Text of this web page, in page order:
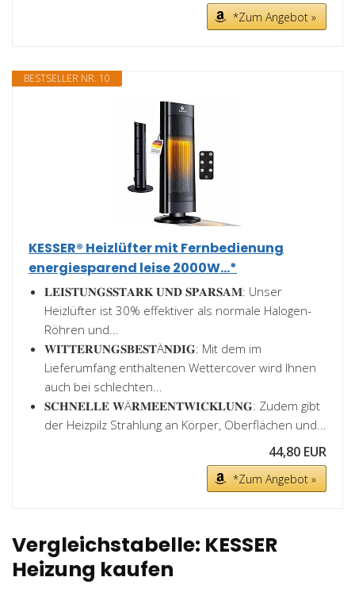
*Zum Angebot »
BESTSELLER NR. 10
KESSER® Heizlüfter mit Fernbedienung
energiesparend leise 2000W...*
𝐋𝐄𝐈𝐒𝐓𝐔𝐍𝐆𝐒𝐒𝐓𝐀𝐑𝐊 𝐔𝐍𝐃 𝐒𝐏𝐀𝐑𝐒𝐀𝐌: Unser
Heizlüfter ist 30% effektiver als normale Halogen-
Röhren und...
𝐖𝐈𝐓𝐓𝐄𝐑𝐔𝐍𝐆𝐒𝐁𝐄𝐒𝐓Ä𝐍𝐃𝐈𝐆: Mit dem im
Lieferumfang enthaltenen Wettercover wird Ihnen
auch bei schlechten...
𝐒𝐂𝐇𝐍𝐄𝐋𝐋𝐄 𝐖Ä𝐑𝐌𝐄𝐄𝐍𝐓𝐖𝐈𝐂𝐊𝐋𝐔𝐍𝐆: Zudem gibt
der Heizpilz Strahlung an Körper, Oberflächen und...
44,80 EUR
*Zum Angebot »
Vergleichstabelle: KESSER
Heizung kaufen